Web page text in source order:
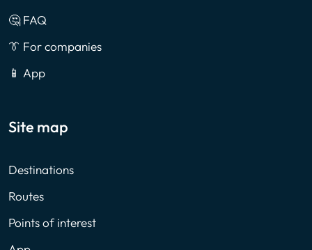
🤔 FAQ
👔 For companies
📱 App
Site map
Destinations
Routes
Points of interest